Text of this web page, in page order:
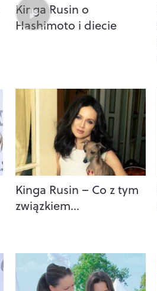
Kinga Rusin o
Hashimoto i diecie
Kinga Rusin – Co z tym
związkiem…